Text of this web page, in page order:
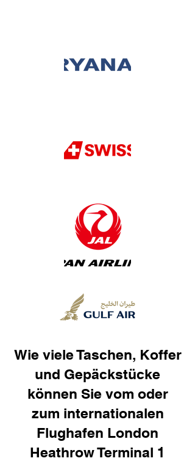
Wie viele Taschen, Koffer
und Gepäckstücke
können Sie vom oder
zum internationalen
Flughafen London
Heathrow Terminal 1